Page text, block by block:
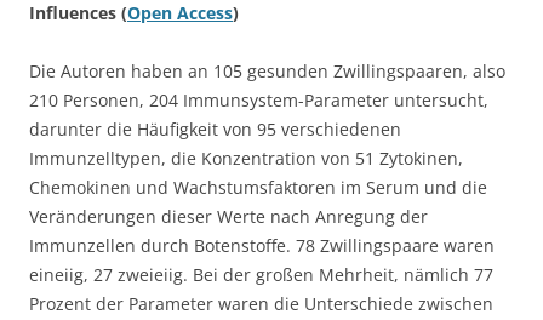
Influences (Open Access)
Die Autoren haben an 105 gesunden Zwillingspaaren, also
210 Personen, 204 Immunsystem-Parameter untersucht,
darunter die Häufigkeit von 95 verschiedenen
Immunzelltypen, die Konzentration von 51 Zytokinen,
Chemokinen und Wachstumsfaktoren im Serum und die
Veränderungen dieser Werte nach Anregung der
Immunzellen durch Botenstoffe. 78 Zwillingspaare waren
eineiig, 27 zweieiig. Bei der großen Mehrheit, nämlich 77
Prozent der Parameter waren die Unterschiede zwischen